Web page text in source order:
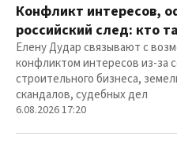
Конфликт интересов,
российский след: кто
Елену Дудар связывают с
конфликтом интересов из-за
строительного бизнеса,
скандалов, судебных дел
6.08.2026 17:20